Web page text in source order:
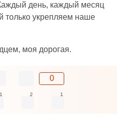
день, каждый месяц
только укрепляем наше
моя дорогая.
0
1 2 1